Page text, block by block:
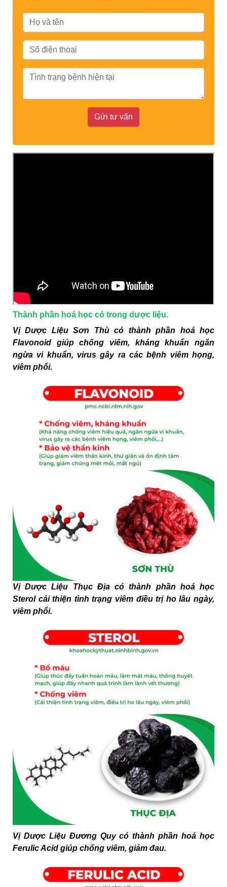
Gửi tư vấn
Thành phần hoá học có trong dược liệu.
Vị Dược Liệu Sơn Thù có thành phần hoá học
Flavonoid giúp chống viêm, kháng khuẩn ngăn
ngừa vi khuẩn, virus gây ra các bệnh viêm họng,
viêm phổi.
Vị Dược Liệu Thục Địa có thành phần hoá học
Sterol cải thiện tình trạng viêm điều trị ho lâu ngày,
viêm phổi.
Vị Dược Liệu Đương Quy có thành phần hoá học
Ferulic Acid giúp chống viêm, giảm đau.